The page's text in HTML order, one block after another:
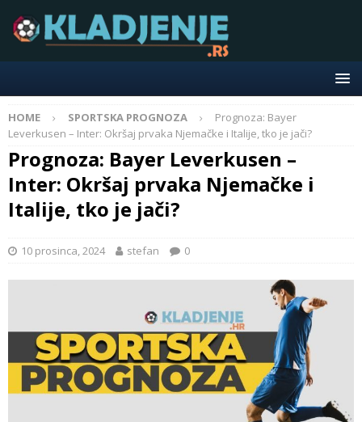
HOME SPORTSKA PROGNOZA
Prognoza: Bayer
Leverkusen – Inter: Okršaj prvaka Njemačke i Italije, tko je jači?
Prognoza: Bayer Leverkusen –
Inter: Okršaj prvaka Njemačke i
Italije, tko je jači?
10 prosinca, 2024 stefan 0